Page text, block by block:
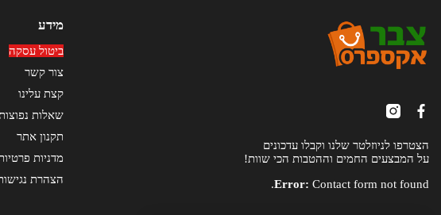
הצטרפו לניוזלטר שלנו וקבלו עדכונים
על המבצעים החמים וההטבות הכי שוות!
Error: Contact form not found.
מידע
ביטול עסקה
צור קשר
קצת עלינו
שאלות
תקנון אתר
מדניות
הצהרת